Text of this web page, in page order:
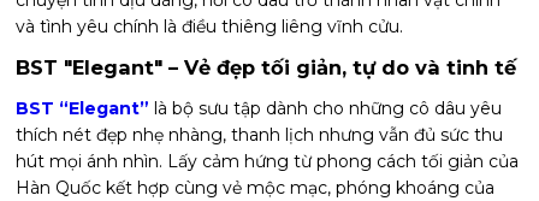
và tình yêu chính là điều thiêng liêng vĩnh cửu.
BST "Elegant" – Vẻ đẹp tối giản, tự do và tinh tế
BST “Elegant” là bộ sưu tập dành cho những cô dâu yêu
thích nét đẹp nhẹ nhàng, thanh lịch nhưng vẫn đủ sức thu
hút mọi ánh nhìn. Lấy cảm hứng từ phong cách tối giản của
Hàn Quốc kết hợp cùng vẻ mộc mạc, phóng khoáng của